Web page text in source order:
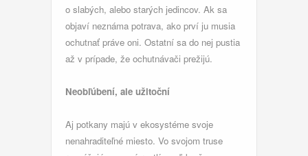
o slabých, alebo starých jedincov. Ak sa
objaví neznáma potrava, ako prví ju musia
ochutnať práve oni. Ostatní sa do nej pustia
až v prípade, že ochutnávači prežijú.
Neobľúbení, ale užitoční
Aj potkany majú v ekosystéme svoje
nenahraditeľné miesto. Vo svojom truse